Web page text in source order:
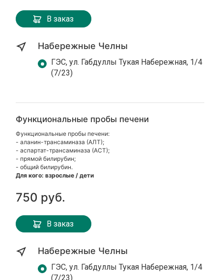
В заказ
Набережные Челны
ГЭС, ул. Габдуллы Тукая Набережная, 1/4
(7/23)
Функциональные пробы печени
Функциональные пробы печени:
- аланин-трансаминаза (АЛТ);
- аспартат-трансаминаза (АСТ);
- прямой билирубин;
- общий билирубин.
Для кого: взрослые / дети
750 руб.
В заказ
Набережные Челны
ГЭС, ул. Габдуллы Тукая Набережная, 1/4
(7/23)